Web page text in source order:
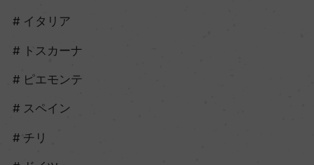
イタリア
トスカーナ
ピエモンテ
スペイン
チリ